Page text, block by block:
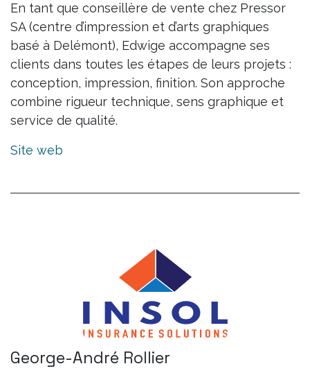
En tant que conseillère de vente chez Pressor
SA (centre d’impression et d’arts graphiques
basé à Delémont), Edwige accompagne ses
clients dans toutes les étapes de leurs projets :
conception, impression, finition. Son approche
combine rigueur technique, sens graphique et
service de qualité.
Site web
George-André Rollier